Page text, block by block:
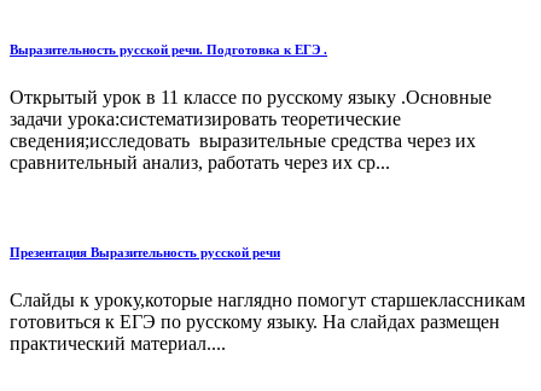
Выразительность русской речи. Подготовка к ЕГЭ .
Открытый урок в 11 классе по русскому языку .Основные
задачи урока:систематизировать теоретические
сведения;исследовать выразительные средства через их
сравнительный анализ, работать через их ср...
Презентация Выразительность русской речи
Слайды к уроку,которые наглядно помогут старшеклассникам
готовиться к ЕГЭ по русскому языку. На слайдах размещен
практический материал....